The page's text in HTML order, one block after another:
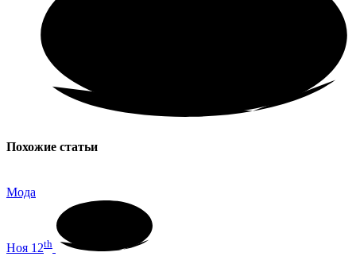
Похожие статьи
Мода
Ноя 12th